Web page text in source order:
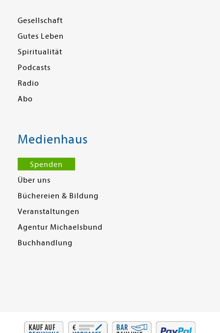
Gesellschaft
Gutes Leben
Spiritualität
Podcasts
Radio
Abo
Medienhaus
Spenden
Über uns
Büchereien & Bildung
Veranstaltungen
Agentur Michaelsbund
Buchhandlung